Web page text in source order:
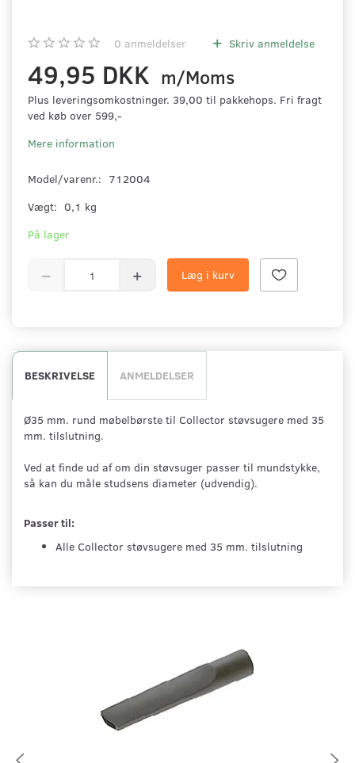
0 anmeldelser Skriv anmeldelse
49,95 DKK m/Moms
Plus leveringsomkostninger. 39,00 til pakkehops. Fri fragt
ved køb over 599,-
Mere information
Model/varenr.: 712004
Vægt: 0,1 kg
På lager
Læg i kurv
BESKRIVELSE ANMELDELSER
Ø35 mm. rund møbelbørste til Collector støvsugere med 35
mm. tilslutning.
Ved at finde ud af om din støvsuger passer til mundstykke,
så kan du måle studsens diameter (udvendig).
Passer til:
Alle Collector støvsugere med 35 mm. tilslutning